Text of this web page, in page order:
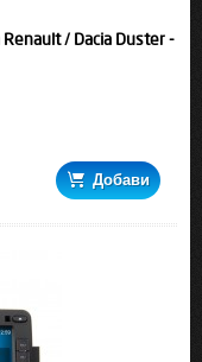
/ Dacia Duster -
Добави